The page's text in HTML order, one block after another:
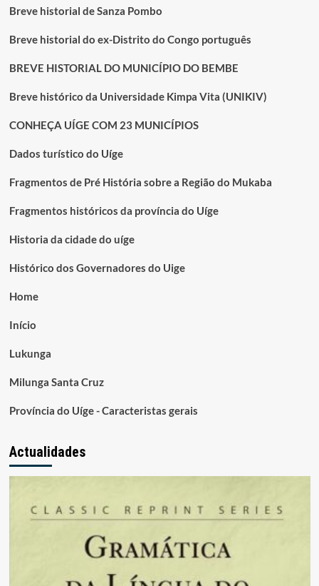
A
da
entre
do
para
controlo
sua
Breve historial de Sanza Pombo
Breve historial do ex-Distrito do Congo português
BREVE HISTORIAL DO MUNICÍPIO DO BEMBE
Breve histórico da Universidade Kimpa Vita (UNIKIV)
CONHEÇA UÍGE COM 23 MUNICÍPIOS
Dados turístico do Uíge
Fragmentos de Pré História sobre a Região do Mukaba
Fragmentos históricos da província do Uíge
Historia da cidade do uíge
Histórico dos Governadores do Uige
Home
Início
Lukunga
Milunga Santa Cruz
Província do Uíge - Caracteristas gerais
Actualidades